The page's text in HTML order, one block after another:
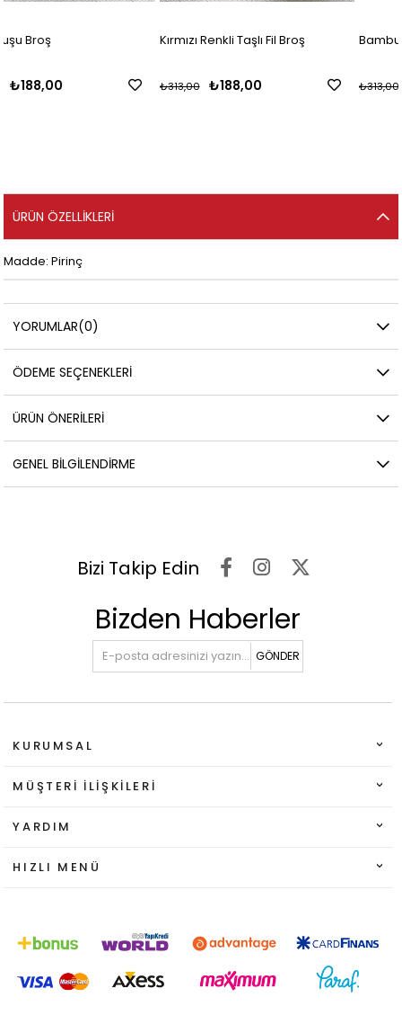
Kırmızı Renkli Taşlı Fil Broş
₺313,00
Bambulu Panda Broş
₺313,00
ÜRÜN ÖZELLIKLERI
Madde: Pirinç
YORUMLAR(0)
ÖDEME SEÇENEKLERI
ÜRÜN ÖNERILERI
GENEL BILGILENDIRME
Bizi Takip Edin
Bizden Haberler
GÖNDER
KURUMSAL
MÜŞTERI İLIŞKILERI
YARDIM
HIZLI MENÜ